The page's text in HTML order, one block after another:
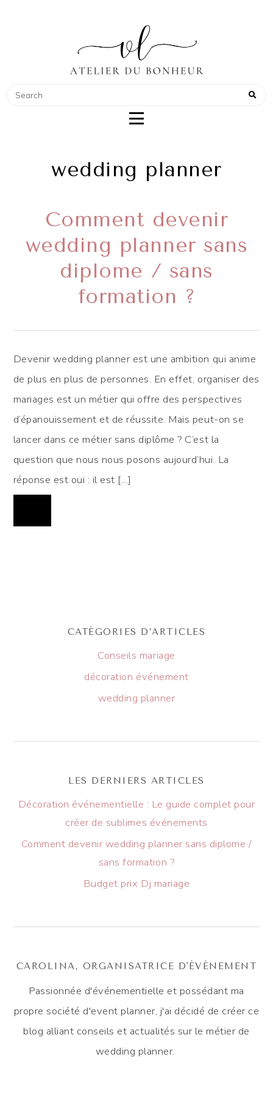
ATELIER DU BONHEUR
COACH POUR WEDDING PLANNER
wedding planner
Comment devenir
wedding planner sans
diplome / sans
formation ?
Devenir wedding planner est une ambition qui anime
de plus en plus de personnes. En effet, organiser des
mariages est un métier qui offre des perspectives
d’épanouissement et de réussite. Mais peut-on se
lancer dans ce métier sans diplôme ? C’est la
question que nous nous posons aujourd’hui. La
réponse est oui : il est […]
CATÉGORIES D’ARTICLES
Conseils mariage
décoration événement
wedding planner
LES DERNIERS ARTICLES
Décoration événementielle : Le guide complet pour
créer de sublimes événements
Comment devenir wedding planner sans diplome /
sans formation ?
Budget prix Dj mariage
CAROLINA, ORGANISATRICE D'ÉVÉNEMENT
Passionnée d'événementielle et possédant ma
propre société d'event planner, j'ai décidé de créer ce
blog alliant conseils et actualités sur le métier de
wedding planner.